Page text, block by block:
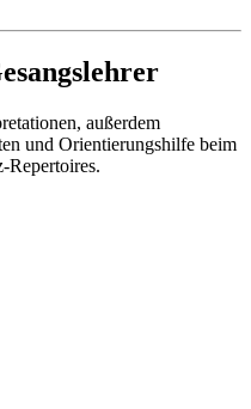
außerdem
und Orientierungshilfe beim
Repertoires.